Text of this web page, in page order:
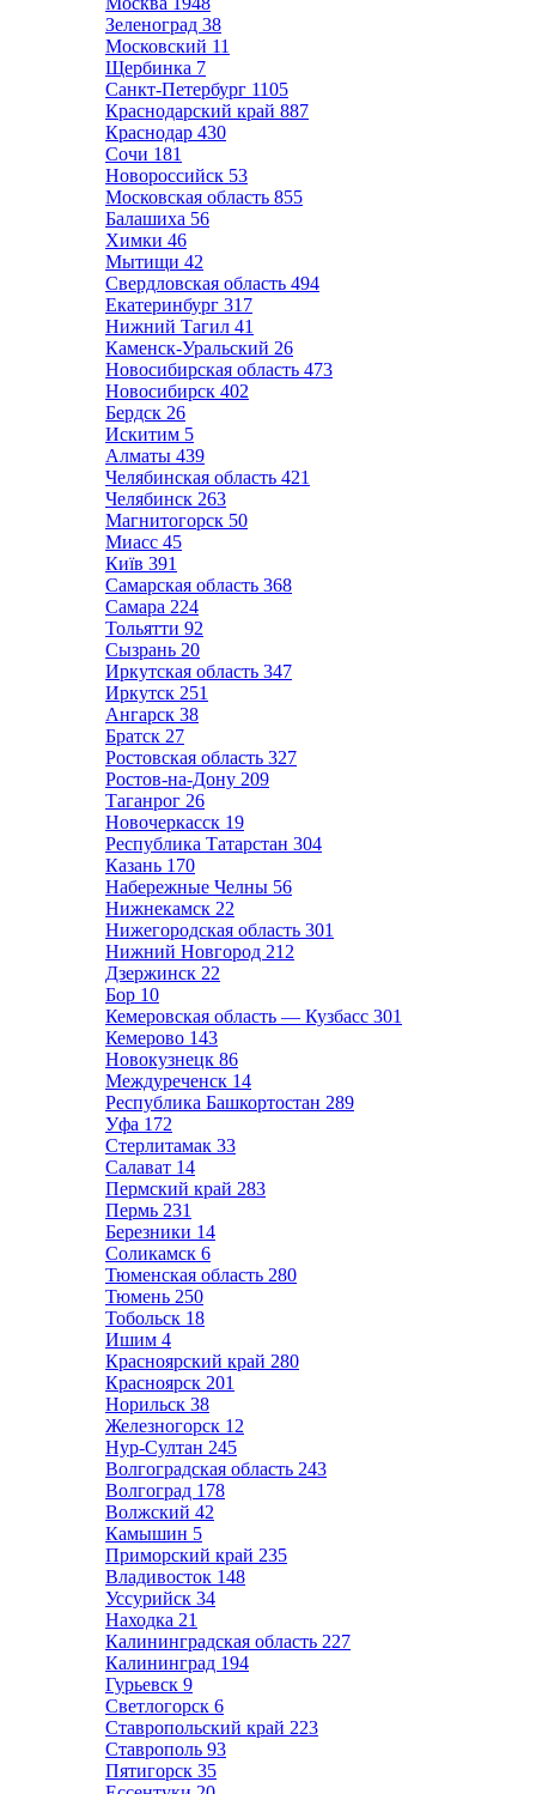
Зеленоград 38
Московский 11
Щербинка 7
Санкт-Петербург 1105
Краснодарский край 887
Краснодар 430
Сочи 181
Новороссийск 53
Московская область 855
Балашиха 56
Химки 46
Мытищи 42
Свердловская область 494
Екатеринбург 317
Нижний Тагил 41
Каменск-Уральский 26
Новосибирская область 473
Новосибирск 402
Бердск 26
Искитим 5
Алматы 439
Челябинская область 421
Челябинск 263
Магнитогорск 50
Миасс 45
Київ 391
Самарская область 368
Самара 224
Тольятти 92
Сызрань 20
Иркутская область 347
Иркутск 251
Ангарск 38
Братск 27
Ростовская область 327
Ростов-на-Дону 209
Таганрог 26
Новочеркасск 19
Республика Татарстан 304
Казань 170
Набережные Челны 56
Нижнекамск 22
Нижегородская область 301
Нижний Новгород 212
Дзержинск 22
Бор 10
Кемеровская область — Кузбасс 301
Кемерово 143
Новокузнецк 86
Междуреченск 14
Республика Башкортостан 289
Уфа 172
Стерлитамак 33
Салават 14
Пермский край 283
Пермь 231
Березники 14
Соликамск 6
Тюменская область 280
Тюмень 250
Тобольск 18
Ишим 4
Красноярский край 280
Красноярск 201
Норильск 38
Железногорск 12
Нур-Султан 245
Волгоградская область 243
Волгоград 178
Волжский 42
Камышин 5
Приморский край 235
Владивосток 148
Уссурийск 34
Находка 21
Калининградская область 227
Калининград 194
Гурьевск 9
Светлогорск 6
Ставропольский край 223
Ставрополь 93
Пятигорск 35